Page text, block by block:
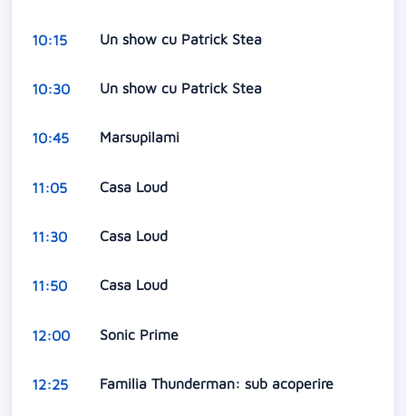
10:15 Un show cu Patrick Stea
10:30 Un show cu Patrick Stea
10:45 Marsupilami
11:05 Casa Loud
11:30 Casa Loud
11:50 Casa Loud
12:00 Sonic Prime
12:25 Familia Thunderman: sub acoperire